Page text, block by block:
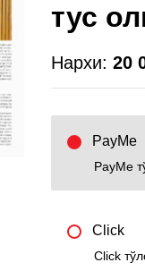
тус
Нархи:20
PayMe
PayMe
Click
Click